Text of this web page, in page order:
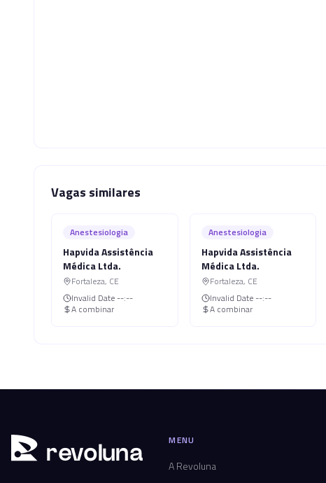
Vagas similares
Anestesiologia
Hapvida Assistência
Médica Ltda.
Fortaleza, CE
Invalid Date --:--
A combinar
Anestesiologia
Hapvida Assistência
Médica Ltda.
Fortaleza, CE
Invalid Date --:--
A combinar
revoluna MENU
A Revoluna